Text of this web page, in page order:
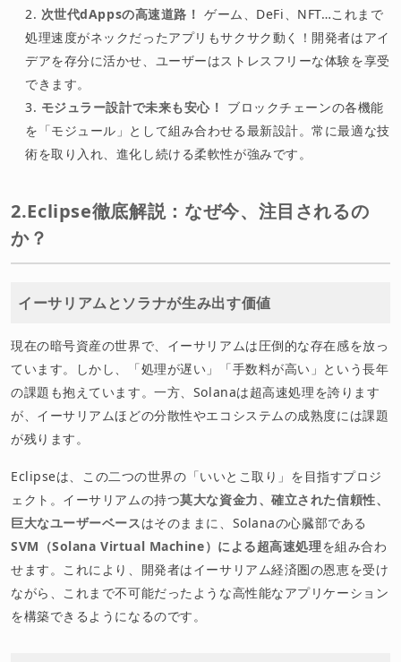
次世代dAppsの高速道路！ ゲーム、DeFi、NFT…これまで
処理速度がネックだったアプリもサクサク動く！開発者はアイ
デアを存分に活かせ、ユーザーはストレスフリーな体験を享受
できます。
モジュラー設計で未来も安心！ ブロックチェーンの各機能
を「モジュール」として組み合わせる最新設計。常に最適な技
術を取り入れ、進化し続ける柔軟性が強みです。
2.Eclipse徹底解説：なぜ今、注目されるの
か？
イーサリアムとソラナが生み出す価値
現在の暗号資産の世界で、イーサリアムは圧倒的な存在感を放っ
ています。しかし、「処理が遅い」「手数料が高い」という長年
の課題も抱えています。一方、Solanaは超高速処理を誇ります
が、イーサリアムほどの分散性やエコシステムの成熟度には課題
が残ります。
Eclipseは、この二つの世界の「いいとこ取り」を目指すプロジ
ェクト。イーサリアムの持つ莫大な資金力、確立された信頼性、
巨大なユーザーベースはそのままに、Solanaの心臓部である
SVM（Solana Virtual Machine）による超高速処理を組み合わ
せます。これにより、開発者はイーサリアム経済圏の恩恵を受け
ながら、これまで不可能だったような高性能なアプリケーション
を構築できるようになるのです。